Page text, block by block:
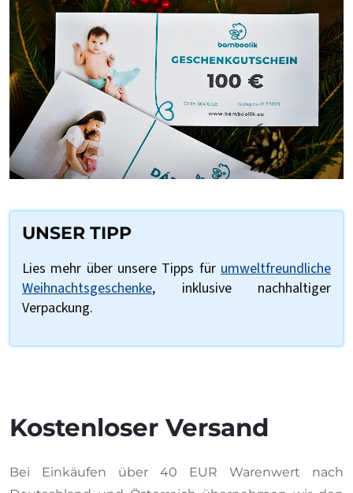
UNSER TIPP
Lies mehr über unsere Tipps für umweltfreundliche
Weihnachtsgeschenke, inklusive nachhaltiger
Verpackung.
Kostenloser Versand
Bei Einkäufen über 40 EUR Warenwert nach